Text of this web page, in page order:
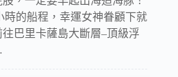
時的船程，幸運女神眷顧下就
巴里卡薩島大斷層–頂級浮